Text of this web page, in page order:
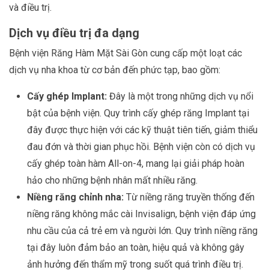
và điều trị.
Dịch vụ điều trị đa dạng
Bệnh viện Răng Hàm Mặt Sài Gòn cung cấp một loạt các
dịch vụ nha khoa từ cơ bản đến phức tạp, bao gồm:
Cấy ghép Implant: Đây là một trong những dịch vụ nổi
bật của bệnh viện. Quy trình cấy ghép răng Implant tại
đây được thực hiện với các kỹ thuật tiên tiến, giảm thiểu
đau đớn và thời gian phục hồi. Bệnh viện còn có dịch vụ
cấy ghép toàn hàm All-on-4, mang lại giải pháp hoàn
hảo cho những bệnh nhân mất nhiều răng.
Niềng răng chỉnh nha: Từ niềng răng truyền thống đến
niềng răng không mắc cài Invisalign, bệnh viện đáp ứng
nhu cầu của cả trẻ em và người lớn. Quy trình niềng răng
tại đây luôn đảm bảo an toàn, hiệu quả và không gây
ảnh hưởng đến thẩm mỹ trong suốt quá trình điều trị.